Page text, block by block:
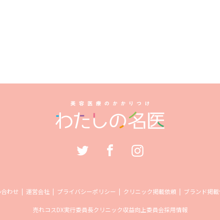
わせ 運営会社 プライバシーポリシー クリニック掲載依頼 ブランド掲
売れコスDX実行委員長クリニック収益向上委員会採用情報